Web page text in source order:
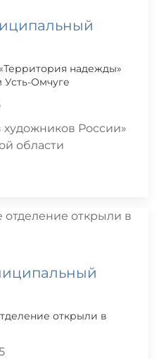
надежды»
Омчуге
России»
области
открыли в